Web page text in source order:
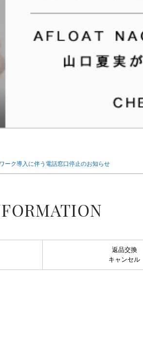
ーク導入に伴う電話窓口停止のお知らせ
返品交換
キャンセル